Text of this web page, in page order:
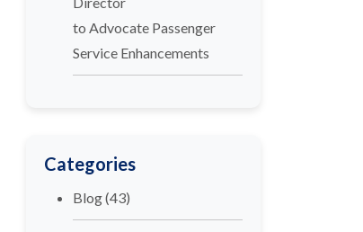
to Advocate Passenger
Service Enhancements
Categories
Blog(43)